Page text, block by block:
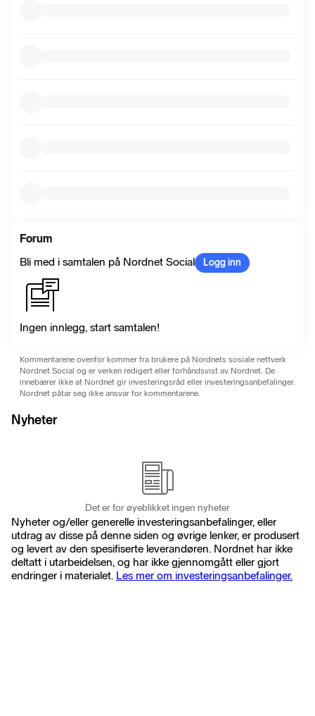
Forum
Bli med i samtalen på Nordnet Social
Logg inn
Ingen innlegg, start samtalen!
Kommentarene ovenfor kommer fra brukere på Nordnets sosiale nettverk
Nordnet Social og er verken redigert eller forhåndsvist av Nordnet. De
innebærer ikke at Nordnet gir investeringsråd eller investeringsanbefalinger.
Nordnet påtar seg ikke ansvar for kommentarene.
Nyheter
Det er for øyeblikket ingen nyheter
Nyheter og/eller generelle investeringsanbefalinger, eller
utdrag av disse på denne siden og øvrige lenker, er produsert
og levert av den spesifiserte leverandøren. Nordnet har ikke
deltatt i utarbeidelsen, og har ikke gjennomgått eller gjort
endringer i materialet. Les mer om investeringsanbefalinger.